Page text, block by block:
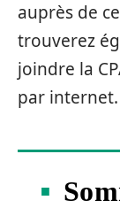
auprès de
trouverez
joindre la
par internet.